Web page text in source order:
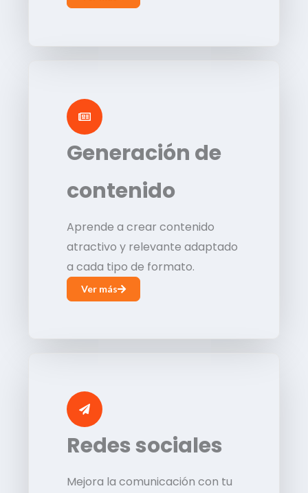
Generación de
contenido
Aprende a crear contenido
atractivo y relevante adaptado
a cada tipo de formato.
Ver más
Redes sociales
Mejora la comunicación con tu